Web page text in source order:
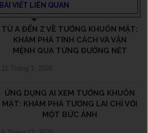
BÀI VIẾT LIÊN QUAN
TỪ A ĐẾN Z VỀ TƯỚNG KHUÔN MẶT:
KHÁM PHÁ TÍNH CÁCH VÀ VẬN
MỆNH QUA TỪNG ĐƯỜNG NÉT
11 Tháng 1, 2026
ỨNG DỤNG AI XEM TƯỚNG KHUÔN
MẶT: KHÁM PHÁ TƯƠNG LAI CHỈ VỚI
MỘT BỨC ẢNH